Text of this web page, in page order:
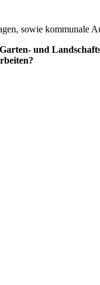
sowie kommunale
und